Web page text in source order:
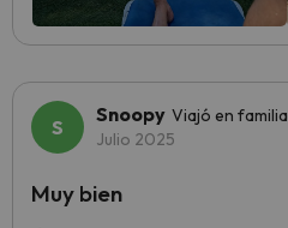
Snoopy Viajó en familia
Julio 2025
Muy bien